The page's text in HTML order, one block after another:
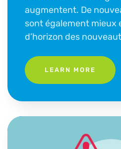
augmentent. De
sont également mieux
d’horizon des
LEARN MORE